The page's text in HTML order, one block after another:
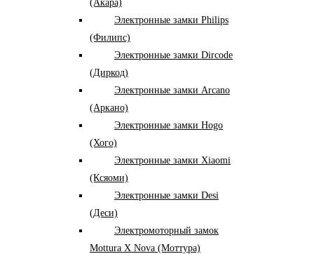
(Акара)
Электронные замки Philips
(Филипс)
Электронные замки Dircode
(Диркод)
Электронные замки Arcano
(Аркано)
Электронные замки Hogo
(Хого)
Электронные замки Xiaomi
(Ксяоми)
Электронные замки Desi
(Деси)
Электромоторный замок
Mottura X Nova (Моттура)